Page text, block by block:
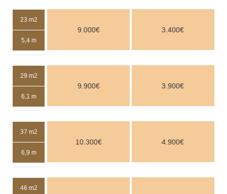
23 m2
5,4 m
9.000€ 3.400€
29 m2
6,1 m
9.900€ 3.900€
37 m2
6,9 m
10.300€ 4.900€
46 m2